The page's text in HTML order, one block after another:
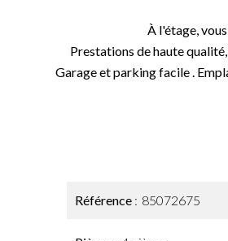
À l'étage,
Prestations de haute
Garage et parking facile .
Référence 85072675